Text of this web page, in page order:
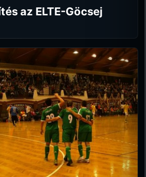
az ELTE-Göcsej